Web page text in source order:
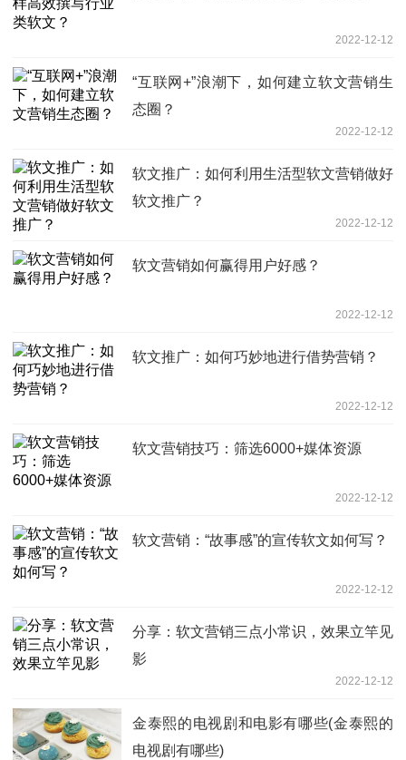
2022-12-12
“互联网+”浪潮下，如何建立软文营销生
态圈？
2022-12-12
软文推广：如何利用生活型软文营销做好
软文推广？
2022-12-12
软文营销如何赢得用户好感？
2022-12-12
软文推广：如何巧妙地进行借势营销？
2022-12-12
软文营销技巧：筛选6000+媒体资源
2022-12-12
软文营销：“故事感”的宣传软文如何写？
2022-12-12
分享：软文营销三点小常识，效果立竿见
影
2022-12-12
金泰熙的电视剧和电影有哪些(金泰熙的
电视剧有哪些)